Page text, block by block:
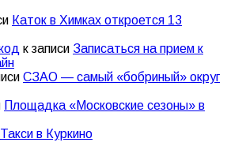
Каток в Химках откроется 13
к записи Записаться на прием к
СЗАО — самый «бобриный» округ
Площадка «Московские сезоны» в
Такси в Куркино